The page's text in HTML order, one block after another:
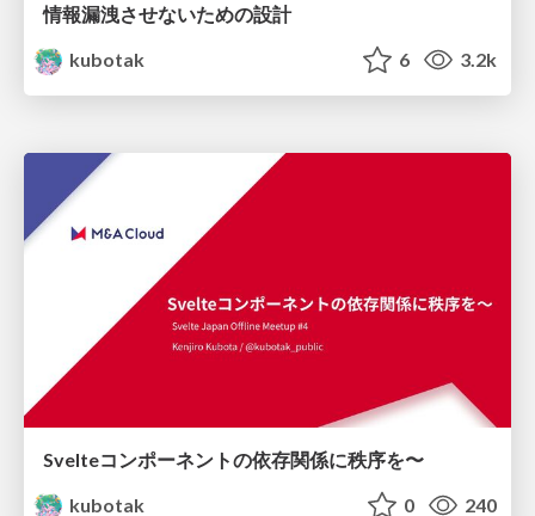
情報漏洩させないための設計
kubotak
6 3.2k
Svelteコンポーネントの依存関係に秩序を〜
kubotak
0 240